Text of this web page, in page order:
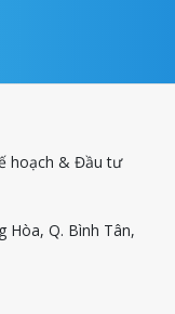
hoạch & Đầu tư
Hòa, Q. Bình Tân,